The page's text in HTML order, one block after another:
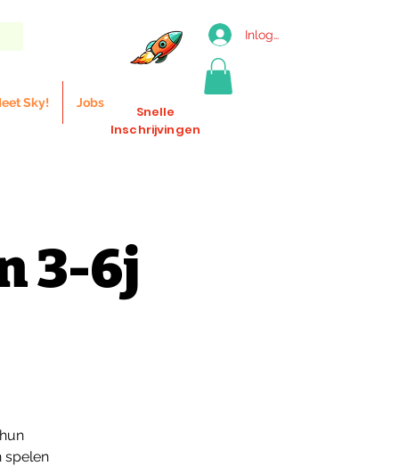
Inloggen
Sky! Jobs
Snelle
Inschrijvingen
3-6j
spelen